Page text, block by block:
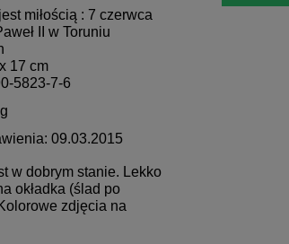
miłością : 7 czerwca
II w Toruniu
17 cm
5823-7-6
09.03.2015
w dobrym stanie. Lekko
okładka (ślad po
zdjęcia na